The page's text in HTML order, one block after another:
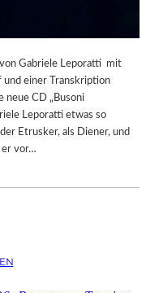
Gabriele Leporatti mit
und einer Transkription
neue CD „Busoni
Leporatti etwas so
Etrusker, als Diener, und
er vor…